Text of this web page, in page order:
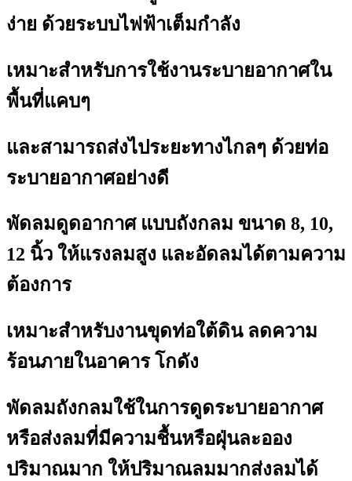
ง่าย ด้วยระบบไฟฟ้าเต็มกำลัง
เหมาะสำหรับการใช้งานระบายอากาศใน
พื้นที่แคบๆ
และสามารถส่งไประยะทางไกลๆ ด้วยท่อ
ระบายอากาศอย่างดี
พัดลมดูดอากาศ แบบถังกลม ขนาด 8, 10,
12 นิ้ว ให้แรงลมสูง และอัดลมได้ตามความ
ต้องการ
เหมาะสำหรับงานขุดท่อใต้ดิน ลดความ
ร้อนภายในอาคาร โกดัง
พัดลมถังกลมใช้ในการดูดระบายอากาศ
หรือส่งลมที่มีความชื้นหรือฝุ่นละออง
ปริมาณมาก ให้ปริมาณลมมากส่งลมได้